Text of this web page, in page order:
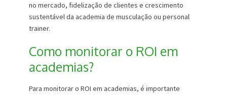
no mercado, fidelização de clientes e crescimento
sustentável da academia de musculação ou personal
trainer.
Como monitorar o ROI em
academias?
Para monitorar o ROI em academias, é importante